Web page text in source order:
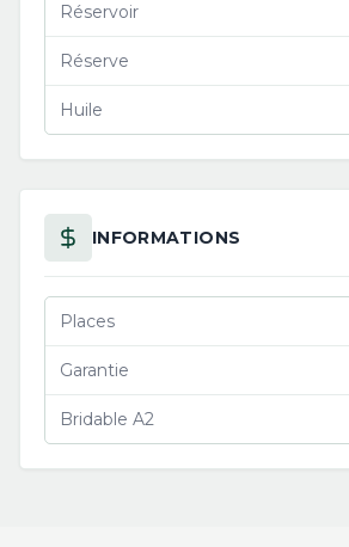
Réservoir
Réserve
Huile
INFORMATIONS
Places
Garantie
Bridable A2